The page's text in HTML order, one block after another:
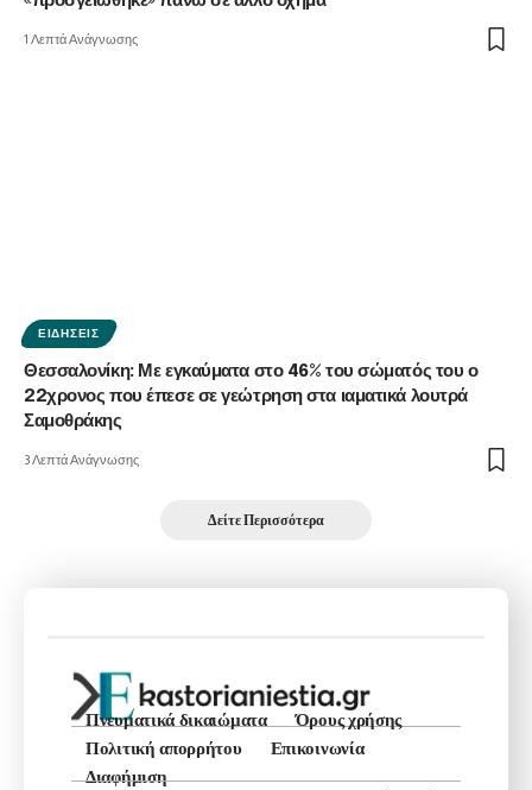
1 Λεπτά Ανάγνωσης
ΕΙΔΉΣΕΙΣ
Θεσσαλονίκη: Με εγκαύματα στο 46% του σώματός του ο
22χρονος που έπεσε σε γεώτρηση στα ιαματικά λουτρά
Σαμοθράκης
3 Λεπτά Ανάγνωσης
Δείτε Περισσότερα
Πνευματικά δικαιώματα
Όρους χρήσης
Πολιτική απορρήτου
Επικοινωνία
Διαφήμιση